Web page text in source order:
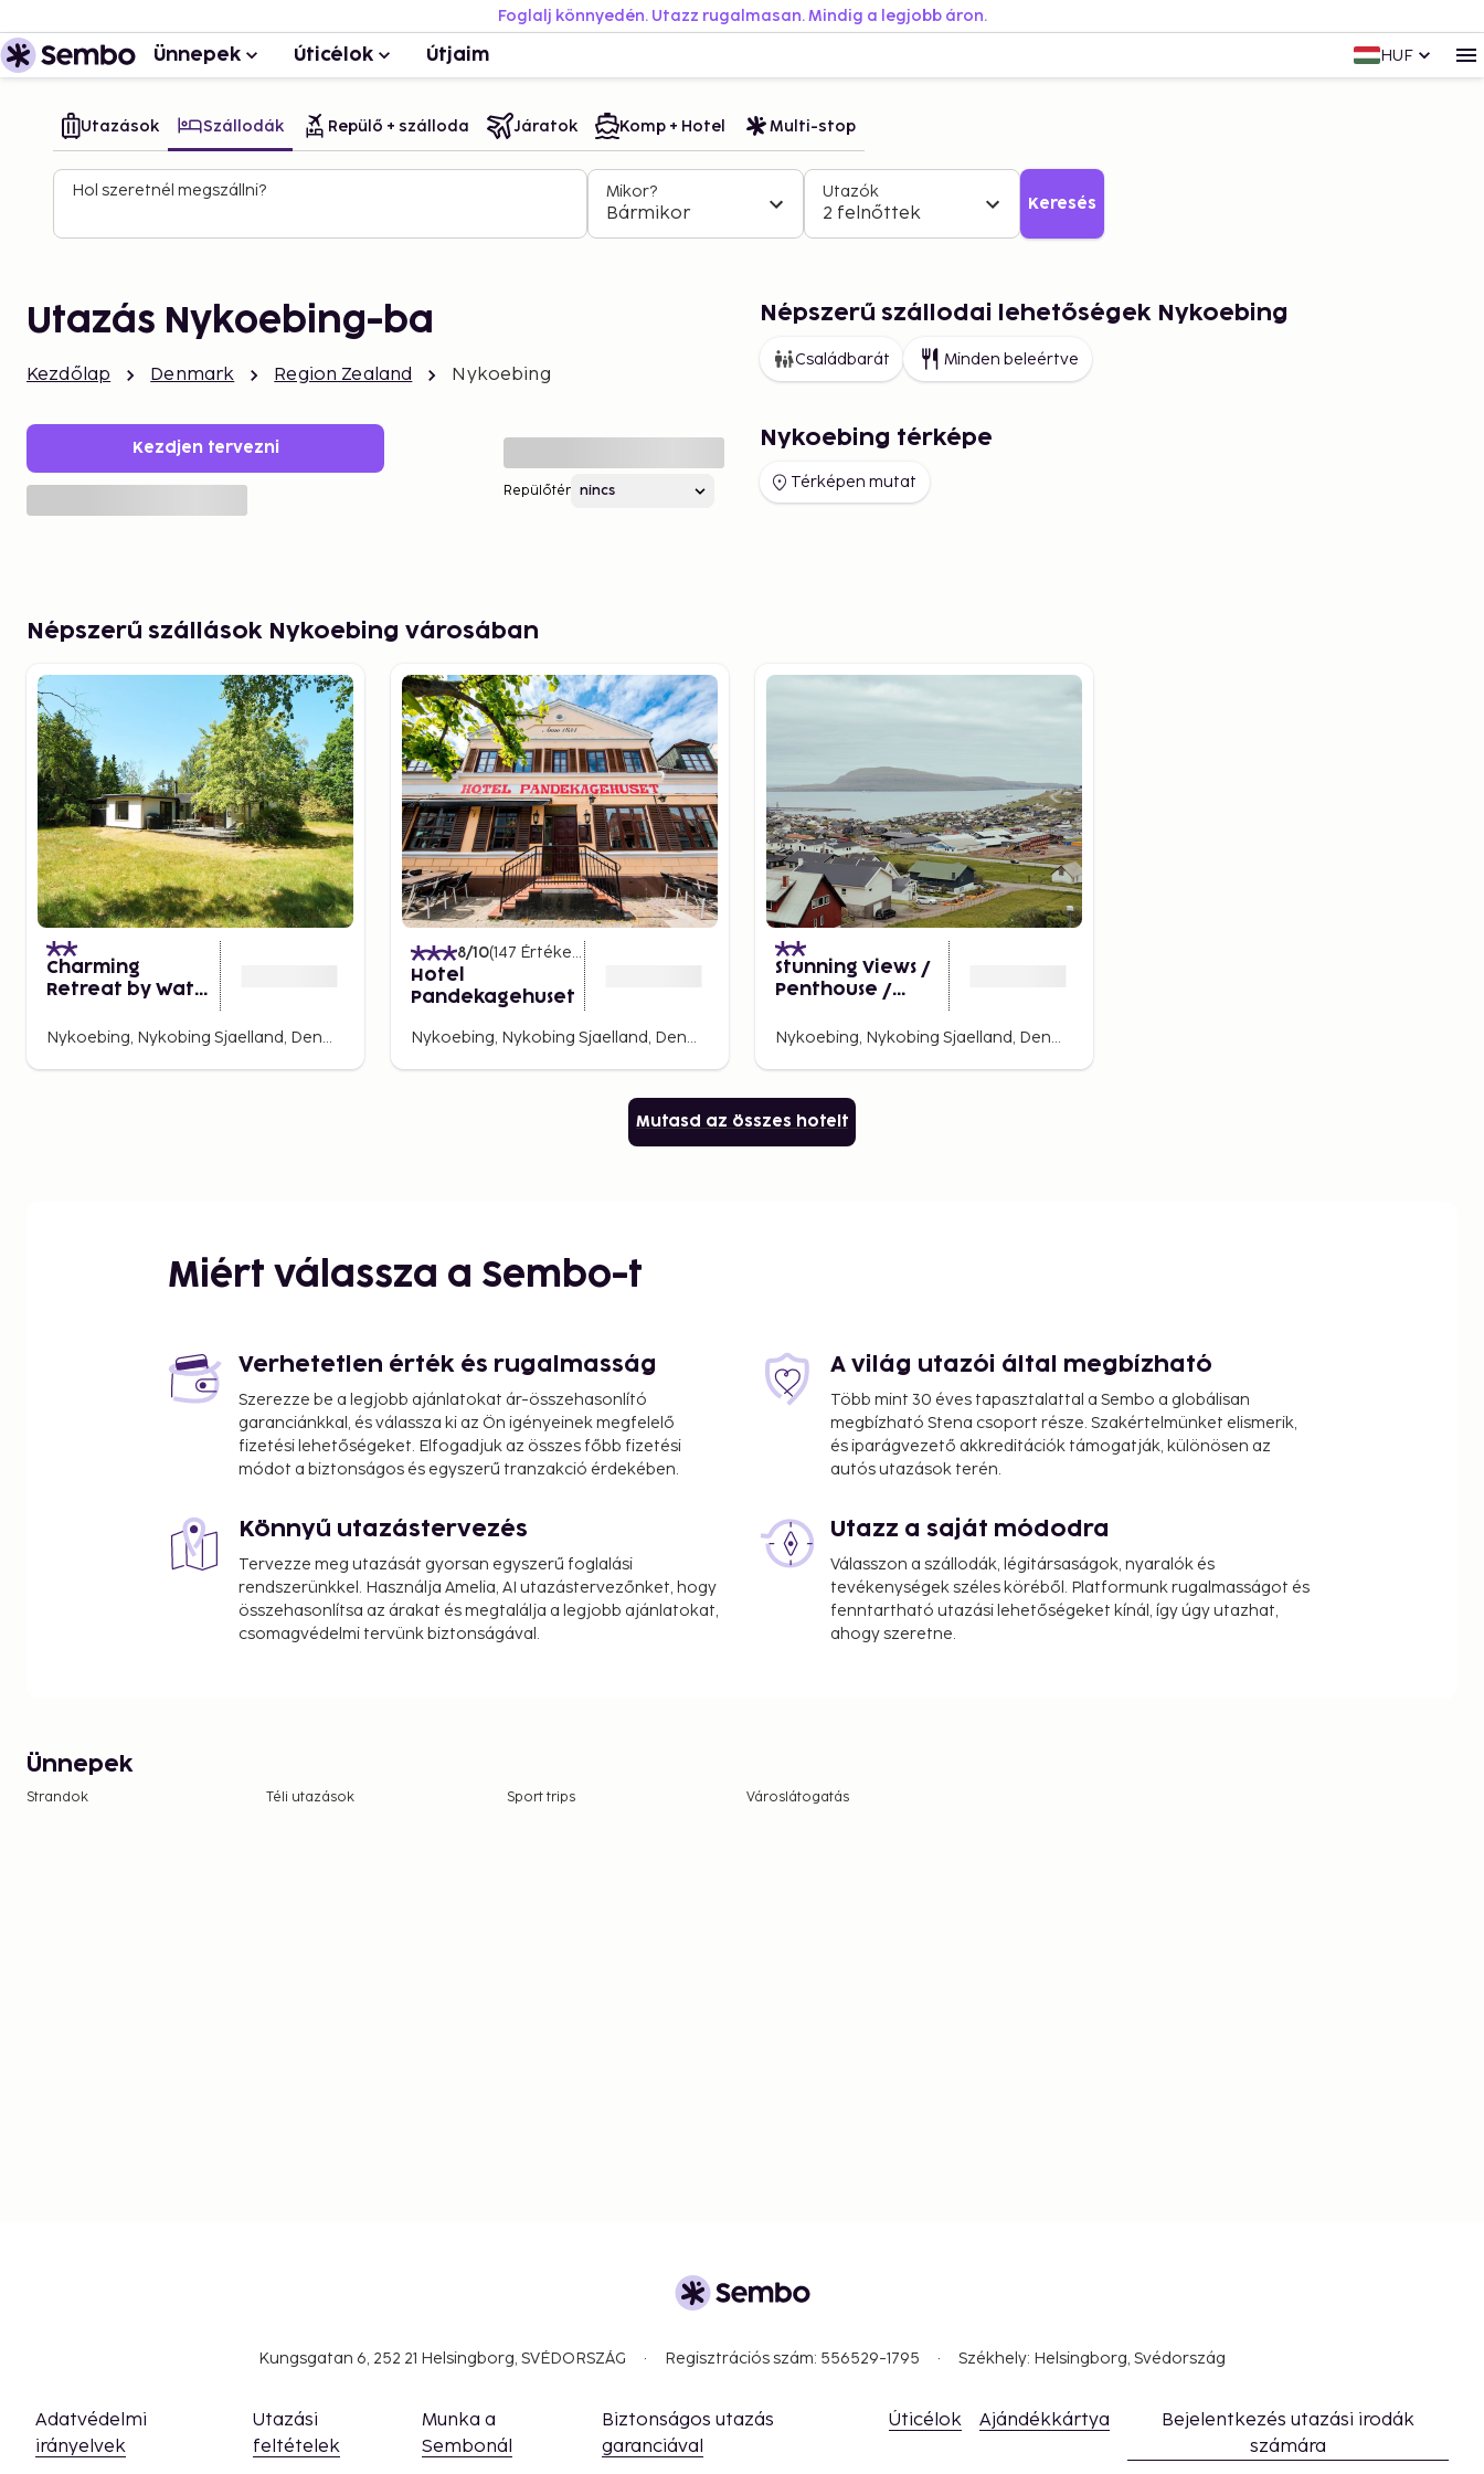
Foglalj könnyedén. Utazz rugalmasan. Mindig a legjobb áron.
Ünnepek Úticélok Útjaim HUF
Utazások Szállodák Repülő + szálloda Járatok Komp + Hotel Multi-stop
Hol szeretnél megszállni? Mikor?
Bármikor
Utazók
2 felnőttek Keresés
Utazás Nykoebing-ba
Kezdőlap Denmark Region Zealand Nykoebing
Kezdjen tervezni
Repülőtér
Népszerű szállodai lehetőségek Nykoebing
Családbarát Minden beleértve
Nykoebing térképe
Térképen mutat
Népszerű szállások Nykoebing városában
Charming
Retreat by Water
Ferienwohnunge
Nykoebing, Nykobing Sjaelland, Denmark
8/10(147 Értékelések
Hotel
Pandekagehuset
Nykoebing, Nykobing Sjaelland, Denmark
Stunning Views /
Penthouse /
Parking
Nykoebing, Nykobing Sjaelland, Denmark
Mutasd az összes hotelt
Miért válassza a Sembo-t
Verhetetlen érték és rugalmasság
Szerezze be a legjobb ajánlatokat ár-összehasonlító
garanciánkkal, és válassza ki az Ön igényeinek megfelelő
fizetési lehetőségeket. Elfogadjuk az összes főbb fizetési
módot a biztonságos és egyszerű tranzakció érdekében.
A világ utazói által megbízható
Több mint 30 éves tapasztalattal a Sembo a globálisan
megbízható Stena csoport része. Szakértelmünket elismerik,
és iparágvezető akkreditációk támogatják, különösen az
autós utazások terén.
Könnyű utazástervezés
Tervezze meg utazását gyorsan egyszerű foglalási
rendszerünkkel. Használja Amelia, AI utazástervezőnket, hogy
összehasonlítsa az árakat és megtalálja a legjobb ajánlatokat,
csomagvédelmi tervünk biztonságával.
Utazz a saját módodra
Válasszon a szállodák, légitársaságok, nyaralók és
tevékenységek széles köréből. Platformunk rugalmasságot és
fenntartható utazási lehetőségeket kínál, így úgy utazhat,
ahogy szeretne.
Ünnepek
Strandok Téli utazások Sport trips Városlátogatás
Kungsgatan 6, 252 21 Helsingborg, SVÉDORSZÁG Regisztrációs szám: 556529-1795 Székhely: Helsingborg, Svédország
Adatvédelmi
irányelvek
Utazási
feltételek
Munka a
Sembonál
Biztonságos utazás
garanciával
Úticélok Ajándékkártya
Bejelentkezés utazási irodák
számára